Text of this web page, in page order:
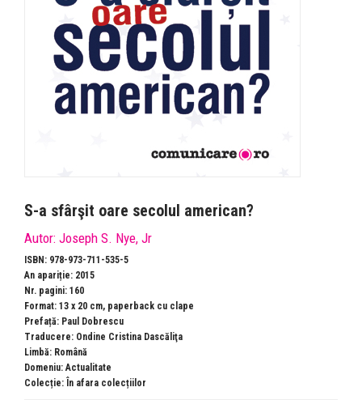
S-a sfârşit oare secolul american?
Autor: Joseph S. Nye, Jr
ISBN: 978-973-711-535-5
An apariție: 2015
Nr. pagini: 160
Format: 13 x 20 cm, paperback cu clape
Prefață: Paul Dobrescu
Traducere: Ondine Cristina Dascăliţa
Limbă: Română
Domeniu:Actualitate
Colecție: În afara colecțiilor